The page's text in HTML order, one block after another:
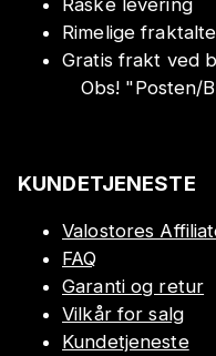
Raske levering
Rimelige
Gratis frakt ved
Obs! "Posten/
KUNDETJENESTE
Valostores
FAQ
Garanti og retur
Vilkår for salg
Kundetjeneste